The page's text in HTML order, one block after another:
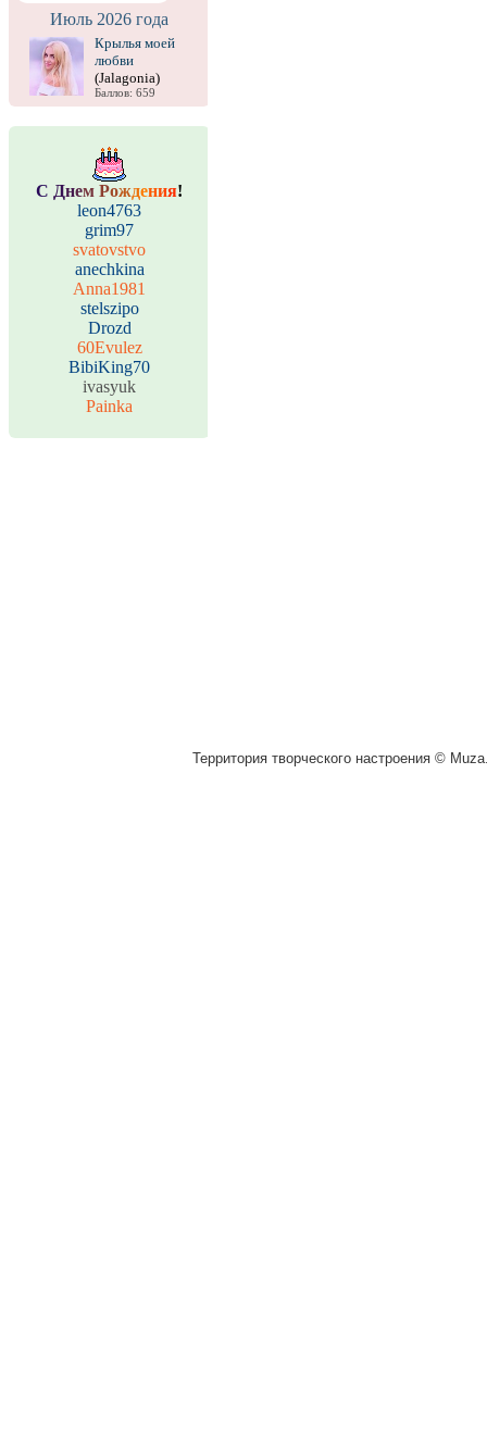
Июль 2026 года
Крылья моей
любви
(Jalagonia)
Баллов: 659
С Днем Рождения!
leon4763
grim97
svatovstvo
anechkina
Anna1981
stelszipo
Drozd
60Evulez
BibiKing70
ivasyuk
Painka
Территория творческого настроения ©